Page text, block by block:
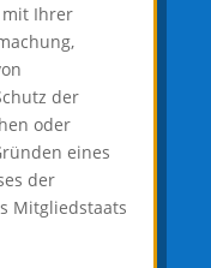
mit Ihrer
der
oder
eines
der
Mitgliedstaats